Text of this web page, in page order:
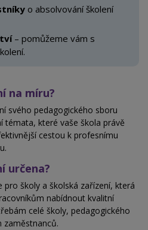
o absolvování školení
– pomůžeme vám s
na míru?
svého pedagogického sboru
témata, které vaše škola právě
cestou k profesnímu
určena?
školy a školská zařízení, která
nabídnout kvalitní
celé školy, pedagogického
zaměstnanců.